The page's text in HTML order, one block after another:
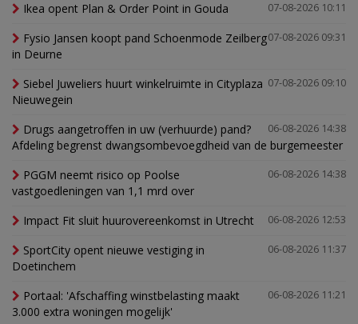
07-08-2026 10:11
Ikea opent Plan & Order Point in Gouda
07-08-2026 09:31
Fysio Jansen koopt pand Schoenmode Zeilberg
in Deurne
07-08-2026 09:10
Siebel Juweliers huurt winkelruimte in Cityplaza
Nieuwegein
06-08-2026 14:38
Drugs aangetroffen in uw (verhuurde) pand?
Afdeling begrenst dwangsombevoegdheid van de burgemeester
06-08-2026 14:38
PGGM neemt risico op Poolse
vastgoedleningen van 1,1 mrd over
06-08-2026 12:53
Impact Fit sluit huurovereenkomst in Utrecht
06-08-2026 11:37
SportCity opent nieuwe vestiging in
Doetinchem
06-08-2026 11:21
Portaal: 'Afschaffing winstbelasting maakt
3.000 extra woningen mogelijk'